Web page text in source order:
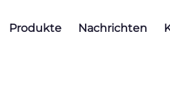
Produkte Nachrichten